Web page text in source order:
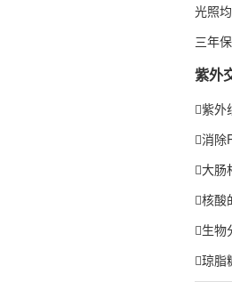
光照
三年
紫外
紫外
消除
大肠
核酸
生物
琼脂